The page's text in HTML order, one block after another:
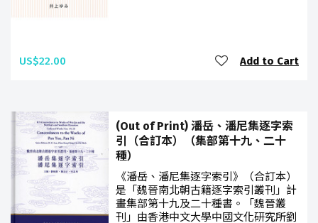
US$22.00 Add to Cart
(Out of Print) 潘岳、潘尼集逐字索
引（合訂本）（集部第十九、二十
種）
《潘岳、潘尼集逐字索引》（合訂本）
是「魏晉南北朝古籍逐字索引叢刊」計
畫集部第十九及二十種書。「魏晉叢
刊」由香港中文大學中國文化研究所劉